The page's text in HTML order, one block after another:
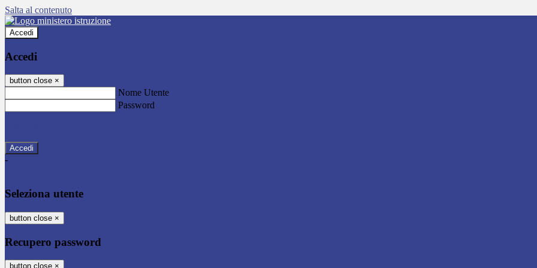
Salta al contenuto
Accedi
Accedi
button close ×
Nome Utente
Password
-
Seleziona utente
button close ×
Recupero password
button close ×